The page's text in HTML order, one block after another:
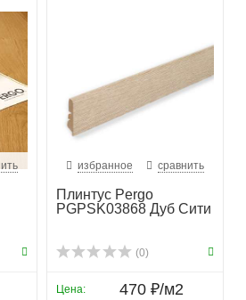
избранное сравнить
Плинтус Pergo
PGPSK03868 Дуб Сити
(0)
Цена: 470 ₽/м2